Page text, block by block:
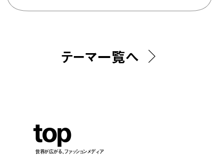
テーマ一覧へ
top
世界が広がる、ファッションメディア